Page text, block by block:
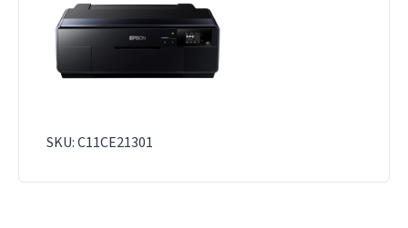
SKU: C11CE21301